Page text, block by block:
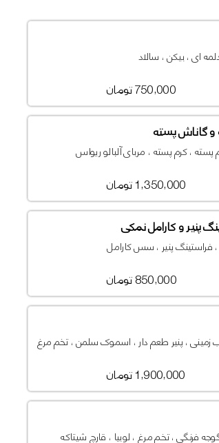
ای ، بیکن ، سالاد
750,000 تومان
و گاناش پسته
، کرم پسته ، مربای آلبالو ریواس
1,350,000 تومان
پنیر و کارامل نمکی
فراستینگ پنیر ، سس کارامل
850,000 تومان
، پنیر طعم دار ، اسموک سلمن ، تخم مرغ
1,900,000 تومان
فرنگی ، تخم مرغ ، لوبیا ، قارچ شیتاکه